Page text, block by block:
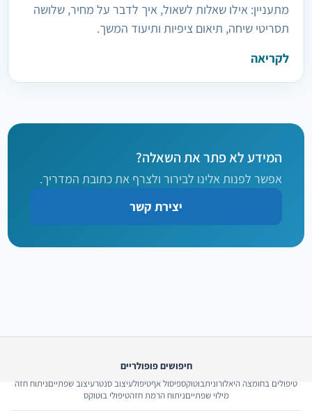
מתעניין: אילו שאלות לשאול, איך לדבר על מחיר, שלושה
תסריטי שיחה, תיאום ציפיות ותיעוד המשך.
לקריאה
המידע לא פתר את השאלה?
אפשר לפנות אלינו לבירור ולצרף את כתובת המדריך.
יצירת קשר
חיפושים פופולריים
טיפולים בחומצה היאלורוניתבוטוקספיסול אףטיפולעיצוב סנטרעיצוב שפתייםניתוח חזה
מילוי שפתייםניתוח הרמת חזהטיפולי בוטוקס